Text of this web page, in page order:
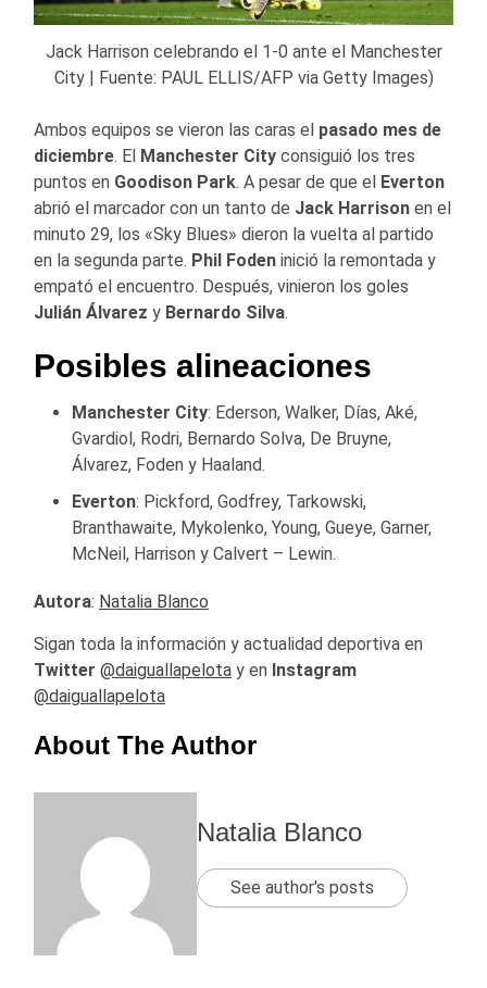
Jack Harrison celebrando el 1-0 ante el Manchester
City | Fuente: PAUL ELLIS/AFP via Getty Images)
Ambos equipos se vieron las caras el pasado mes de
diciembre. El Manchester City consiguió los tres
puntos en Goodison Park. A pesar de que el Everton
abrió el marcador con un tanto de Jack Harrison en el
minuto 29, los «Sky Blues» dieron la vuelta al partido
en la segunda parte. Phil Foden inició la remontada y
empató el encuentro. Después, vinieron los goles
Julián Álvarez y Bernardo Silva.
Posibles alineaciones
Manchester City: Ederson, Walker, Días, Aké,
Gvardiol, Rodri, Bernardo Solva, De Bruyne,
Álvarez, Foden y Haaland.
Everton: Pickford, Godfrey, Tarkowski,
Branthawaite, Mykolenko, Young, Gueye, Garner,
McNeil, Harrison y Calvert – Lewin.
Autora: Natalia Blanco
Sigan toda la información y actualidad deportiva en
Twitter @daiguallapelota y en Instagram
@daiguallapelota
About The Author
Natalia Blanco
See author's posts